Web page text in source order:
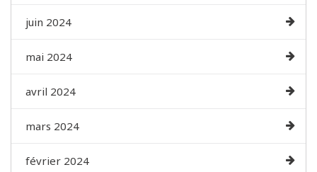
juin 2024
mai 2024
avril 2024
mars 2024
février 2024